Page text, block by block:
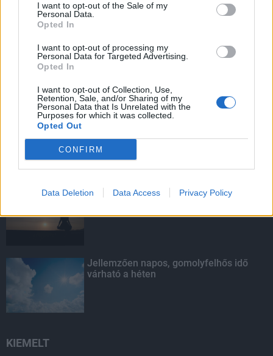
I want to opt-out of the Sale of my
Personal Data.
Opted In
I want to opt-out of processing my
Personal Data for Targeted Advertising.
Opted In
I want to opt-out of Collection, Use,
Retention, Sale, and/or Sharing of my
Personal Data that Is Unrelated with the
Purposes for which it was collected.
Opted Out
CONFIRM
Data Deletion Data Access Privacy Policy
HIRDETÉS
HIRDETÉS
LEGOLVASOTTABB
Tizenöt hegedűkészítő-mester mutatja
be munkáját Budán
Amire többmillióan vártunk: szombattól
Jellemzően napos, gomolyfelhős idő
várható a héten
KIEMELT